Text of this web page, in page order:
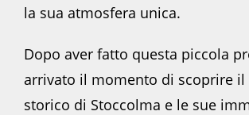
la sua atmosfera unica.
Dopo aver fatto questa piccola
arrivato il momento di scoprire il
storico di Stoccolma e le sue